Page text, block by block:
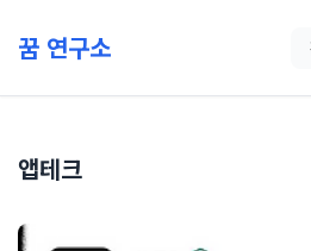
꿈 연구소
앱테크